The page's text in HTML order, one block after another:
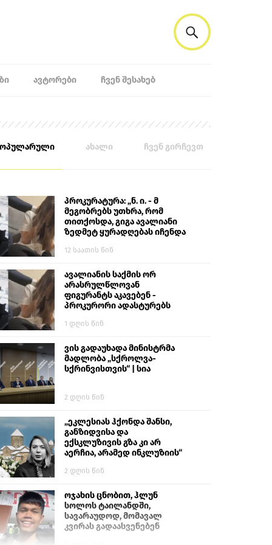
ᲐᲕᲢᲝᲠᲔᲑᲘ ᲩᲕᲔᲜ ᲨᲔᲡᲐᲮᲔᲑ
ახალი ჩვენ გირჩევთ
პროკურატურა: „ნ. ი. - მ
მეგობრებს უთხრა, რომ
თითქოსდა, გიგა ავალიანი
ზედმეტ ყურადღებას იჩენდა
ალექსანდრე გაბაშვილი
გიგა ავალიანს“
12 საათის წინ
ავალიანის საქმის ორ
არასრულწლოვან
ფიგურანტს აკავებენ -
პროკურორი ადასტურებს
1 დღის წინ
ვის გადაუხადა მინისტრმა
მადლობა „სქროლვა-
სქრინვისთვის“ | სია
2 დღის წინ
„ეკლესიას ჰქონდა შანსი,
განზიდვისა და
ექსკლუზივის გზა კი არ
აერჩია, არამედ ინკლუზიის“
2 დღის წინ
ოჯახის ცნობით, ჰლუნ
სოლოს ტაილანდში,
სავარაუდოდ, მომავალ
კვირას გადაასვენებენ